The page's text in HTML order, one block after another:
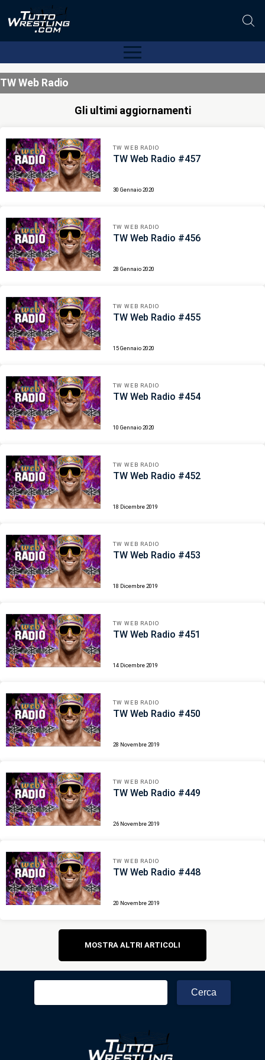
TW Web Radio
Gli ultimi aggiornamenti
TW WEB RADIO
TW Web Radio #457
30 Gennaio 2020
TW WEB RADIO
TW Web Radio #456
28 Gennaio 2020
TW WEB RADIO
TW Web Radio #455
15 Gennaio 2020
TW WEB RADIO
TW Web Radio #454
10 Gennaio 2020
TW WEB RADIO
TW Web Radio #452
18 Dicembre 2019
TW WEB RADIO
TW Web Radio #453
18 Dicembre 2019
TW WEB RADIO
TW Web Radio #451
14 Dicembre 2019
TW WEB RADIO
TW Web Radio #450
28 Novembre 2019
TW WEB RADIO
TW Web Radio #449
26 Novembre 2019
TW WEB RADIO
TW Web Radio #448
20 Novembre 2019
Navigazione
articoli
MOSTRA ALTRI ARTICOLI
Ricerca